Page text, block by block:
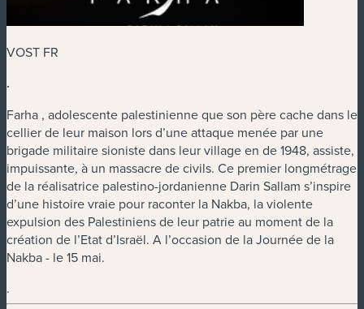
VOST FR
.
Farha , adolescente palestinienne que son père cache dans le
cellier de leur maison lors d’une attaque menée par une
brigade militaire sioniste dans leur village en de 1948, assiste,
impuissante, à un massacre de civils. Ce premier longmétrage
de la réalisatrice palestino-jordanienne Darin Sallam s’inspire
d’une histoire vraie pour raconter la Nakba, la violente
expulsion des Palestiniens de leur patrie au moment de la
création de l’Etat d’Israël. A l’occasion de la Journée de la
Nakba - le 15 mai.
.